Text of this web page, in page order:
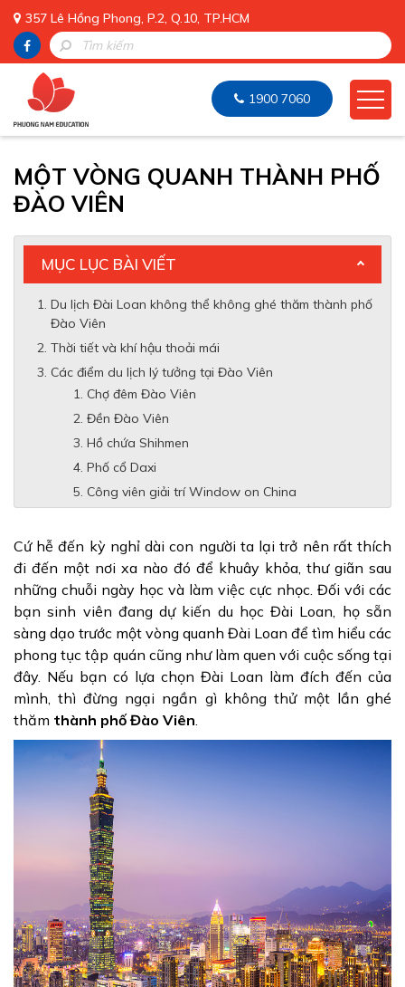
357 Lê Hồng Phong, P.2, Q.10, TP.HCM
1900 7060
MỘT VÒNG QUANH THÀNH PHỐ
ĐÀO VIÊN
MỤC LỤC BÀI VIẾT
Du lịch Đài Loan không thể không ghé thăm thành phố
Đào Viên
Thời tiết và khí hậu thoải mái
Các điểm du lịch lý tưởng tại Đào Viên
Chợ đêm Đào Viên
Đền Đào Viên
Hồ chứa Shihmen
Phố cổ Daxi
Công viên giải trí Window on China
Cứ hễ đến kỳ nghỉ dài con người ta lại trở nên rất thích
đi đến một nơi xa nào đó để khuây khỏa, thư giãn sau
những chuỗi ngày học và làm việc cực nhọc. Đối với các
bạn sinh viên đang dự kiến du học Đài Loan, họ sẵn
sàng dạo trước một vòng quanh Đài Loan để tìm hiểu các
phong tục tập quán cũng như làm quen với cuộc sống tại
đây. Nếu bạn có lựa chọn Đài Loan làm đích đến của
mình, thì đừng ngại ngần gì không thử một lần ghé
thăm thành phố Đào Viên.